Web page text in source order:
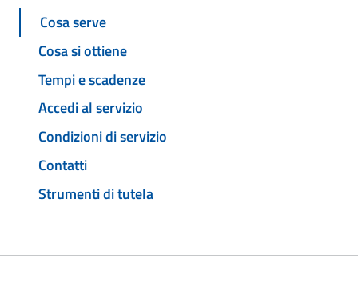
Cosa serve
Cosa si ottiene
Tempi e scadenze
Accedi al servizio
Condizioni di servizio
Contatti
Strumenti di tutela